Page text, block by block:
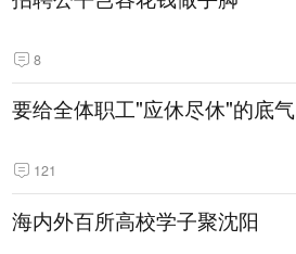
8
要给全体职工"应休尽休"的底气
121
海内外百所高校学子聚沈阳